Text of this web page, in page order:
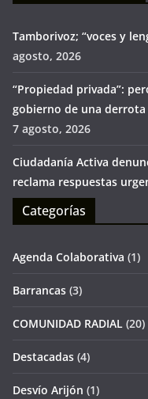
Tamborivoz; “voces y
agosto, 2026
“Propiedad privada”:
gobierno de una
7 agosto, 2026
Ciudadanía Activa
reclama respuestas
Categorías
Agenda Colaborativa (1)
Barrancas (3)
COMUNIDAD RADIAL (20)
Destacadas (4)
Desvío Arijón (1)